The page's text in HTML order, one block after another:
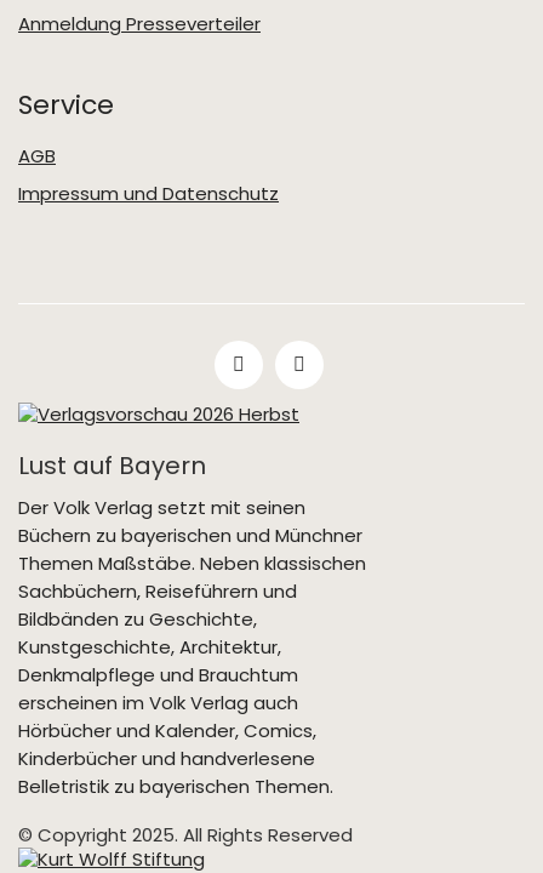
Anmeldung Presseverteiler
Service
AGB
Impressum und Datenschutz
Lust auf Bayern
Der Volk Verlag setzt mit seinen
Büchern zu bayerischen und Münchner
Themen Maßstäbe. Neben klassischen
Sachbüchern, Reiseführern und
Bildbänden zu Geschichte,
Kunstgeschichte, Architektur,
Denkmalpflege und Brauchtum
erscheinen im Volk Verlag auch
Hörbücher und Kalender, Comics,
Kinderbücher und handverlesene
Belletristik zu bayerischen Themen.
© Copyright 2025. All Rights Reserved